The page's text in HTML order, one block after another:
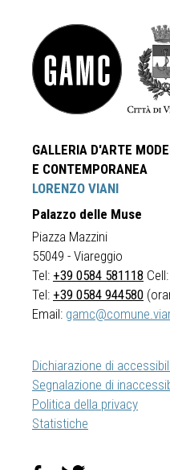
GALLERIA D'ARTE
E CONTEMPORANEA
LORENZO VIANI
Palazzo delle Muse
Piazza Mazzini
55049 - Viareggio
Tel: +39 0584 581118 Cell:
Tel: +39 0584 944580
Email:
Dichiarazione di
Segnalazione di
Politica della privacy
Statistiche